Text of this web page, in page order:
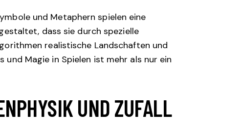
und Metaphern spielen eine
dass sie durch spezielle
realistische Landschaften und
und Magie in Spielen ist mehr als nur ein
UND ZUFALL